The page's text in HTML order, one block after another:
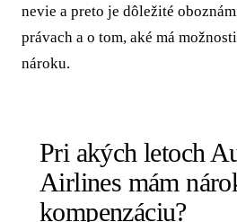
nevie a preto je dôležité
právach a o tom, aké má
nároku.
Pri akých letoch
Airlines mám
kompenzáciu?